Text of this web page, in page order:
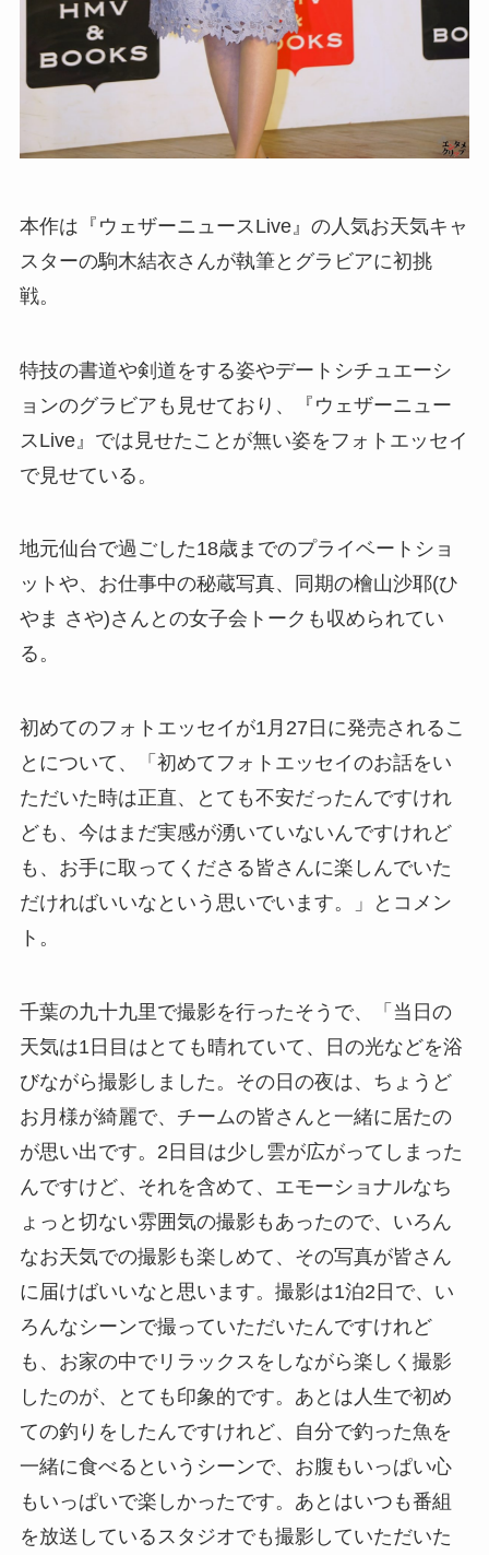
本作は『ウェザーニュースLive』の人気お天気キャ
スターの駒木結衣さんが執筆とグラビアに初挑
戦。
特技の書道や剣道をする姿やデートシチュエーシ
ョンのグラビアも見せており、『ウェザーニュー
スLive』では見せたことが無い姿をフォトエッセイ
で見せている。
地元仙台で過ごした18歳までのプライベートショ
ットや、お仕事中の秘蔵写真、同期の檜山沙耶(ひ
やま さや)さんとの女子会トークも収められてい
る。
初めてのフォトエッセイが1月27日に発売されるこ
とについて、「初めてフォトエッセイのお話をい
ただいた時は正直、とても不安だったんですけれ
ども、今はまだ実感が湧いていないんですけれど
も、お手に取ってくださる皆さんに楽しんでいた
だければいいなという思いでいます。」とコメン
ト。
千葉の九十九里で撮影を行ったそうで、「当日の
天気は1日目はとても晴れていて、日の光などを浴
びながら撮影しました。その日の夜は、ちょうど
お月様が綺麗で、チームの皆さんと一緒に居たの
が思い出です。2日目は少し雲が広がってしまった
んですけど、それを含めて、エモーショナルなち
ょっと切ない雰囲気の撮影もあったので、いろん
なお天気での撮影も楽しめて、その写真が皆さん
に届けばいいなと思います。撮影は1泊2日で、い
ろんなシーンで撮っていただいたんですけれど
も、お家の中でリラックスをしながら楽しく撮影
したのが、とても印象的です。あとは人生で初め
ての釣りをしたんですけれど、自分で釣った魚を
一緒に食べるというシーンで、お腹もいっぱい心
もいっぱいで楽しかったです。あとはいつも番組
を放送しているスタジオでも撮影していただいた